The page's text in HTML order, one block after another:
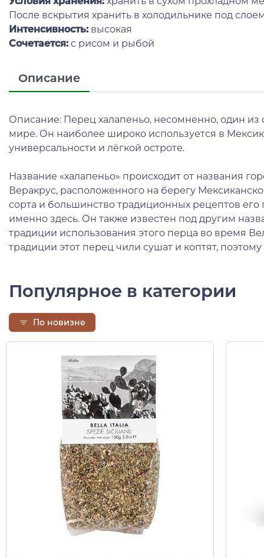
После вскрытия хранить в холодильнике под
Интенсивность: высокая
Сочетается: с рисом и рыбой
Описание
Описание: Перец халапеньо, несомненно, один
мире. Он наиболее широко используется в
универсальности и лёгкой остроте.
Название «халапеньо» происходит от названия
Веракрус, расположенного на берегу
сорта и большинство традиционных рецептов его
именно здесь. Он также известен под другим
традиции использования этого перца во время
традиции этот перец чили сушат и коптят,
Популярное в категории
По новизне